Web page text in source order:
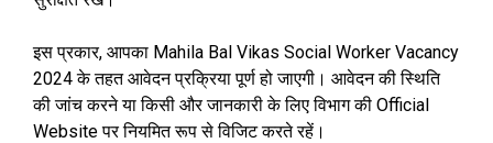
इस प्रकार, आपका Mahila Bal Vikas Social Worker Vacancy
2024 के तहत आवेदन प्रक्रिया पूर्ण हो जाएगी। आवेदन की स्थिति
की जांच करने या किसी और जानकारी के लिए विभाग की Official
Website पर नियमित रूप से विजिट करते रहें।